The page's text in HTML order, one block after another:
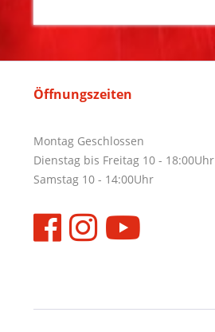
Öffnungszeiten
Montag Geschlossen
Dienstag bis Freitag 10 - 18:00Uhr
Samstag 10 - 14:00Uhr